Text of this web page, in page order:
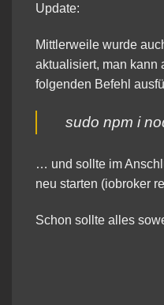
Update:
Mittlerweile wurde
aktualisiert, man kann
folgenden Befehl
sudo npm i
… und sollte im
neu starten (iobroker
Schon sollte alles